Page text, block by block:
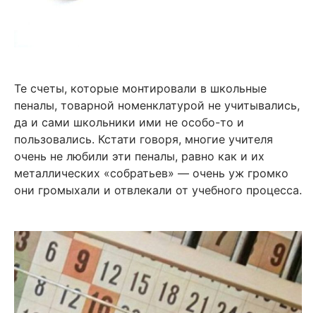
Те счеты, которые монтировали в школьные
пеналы, товарной номенклатурой не учитывались,
да и сами школьники ими не особо-то и
пользовались. Кстати говоря, многие учителя
очень не любили эти пеналы, равно как и их
металлических «собратьев» — очень уж громко
они громыхали и отвлекали от учебного процесса.